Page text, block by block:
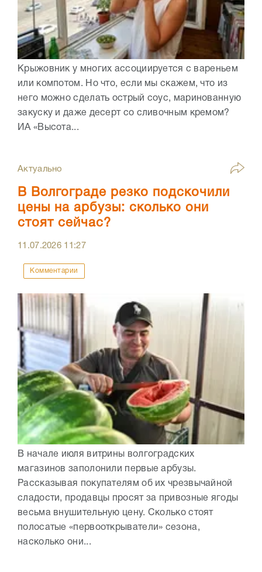
Крыжовник у многих ассоциируется с вареньем
или компотом. Но что, если мы скажем, что из
него можно сделать острый соус, маринованную
закуску и даже десерт со сливочным кремом?
ИА «Высота...
Актуально
В Волгограде резко подскочили
цены на арбузы: сколько они
стоят сейчас?
11.07.2026 11:27
Комментарии
В начале июля витрины волгоградских
магазинов заполонили первые арбузы.
Рассказывая покупателям об их чрезвычайной
сладости, продавцы просят за привозные ягоды
весьма внушительную цену. Сколько стоят
полосатые «первооткрыватели» сезона,
насколько они...